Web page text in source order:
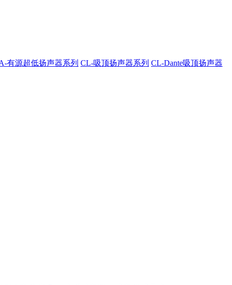
有源超低扬声器系列 CL-吸顶扬声器系列 CL-Dante吸顶扬声器